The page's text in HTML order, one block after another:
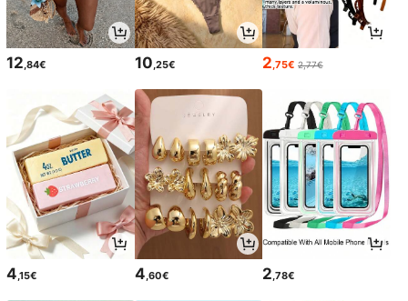
12 ,84€ 10 ,25€ 2 ,75€ 2,77€
4,15€ 4,60€ 2,78€